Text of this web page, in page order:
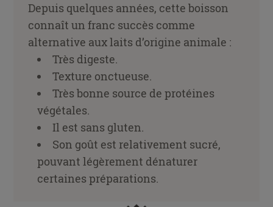
Depuis quelques années, cette boisson
connaît un franc succès comme
alternative aux laits d’origine animale :
Très digeste.
Texture onctueuse.
Très bonne source de protéines
végétales.
Il est sans gluten.
Son goût est relativement sucré,
pouvant légèrement dénaturer
certaines préparations.